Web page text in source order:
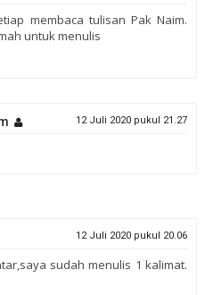
membaca tulisan Pak Naim.
untuk menulis
12 Juli 2020 pukul 21.27
12 Juli 2020 pukul 20.06
sudah menulis 1 kalimat.